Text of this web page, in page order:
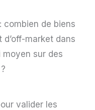
combien de biens
market dans
moyen sur des
valider les